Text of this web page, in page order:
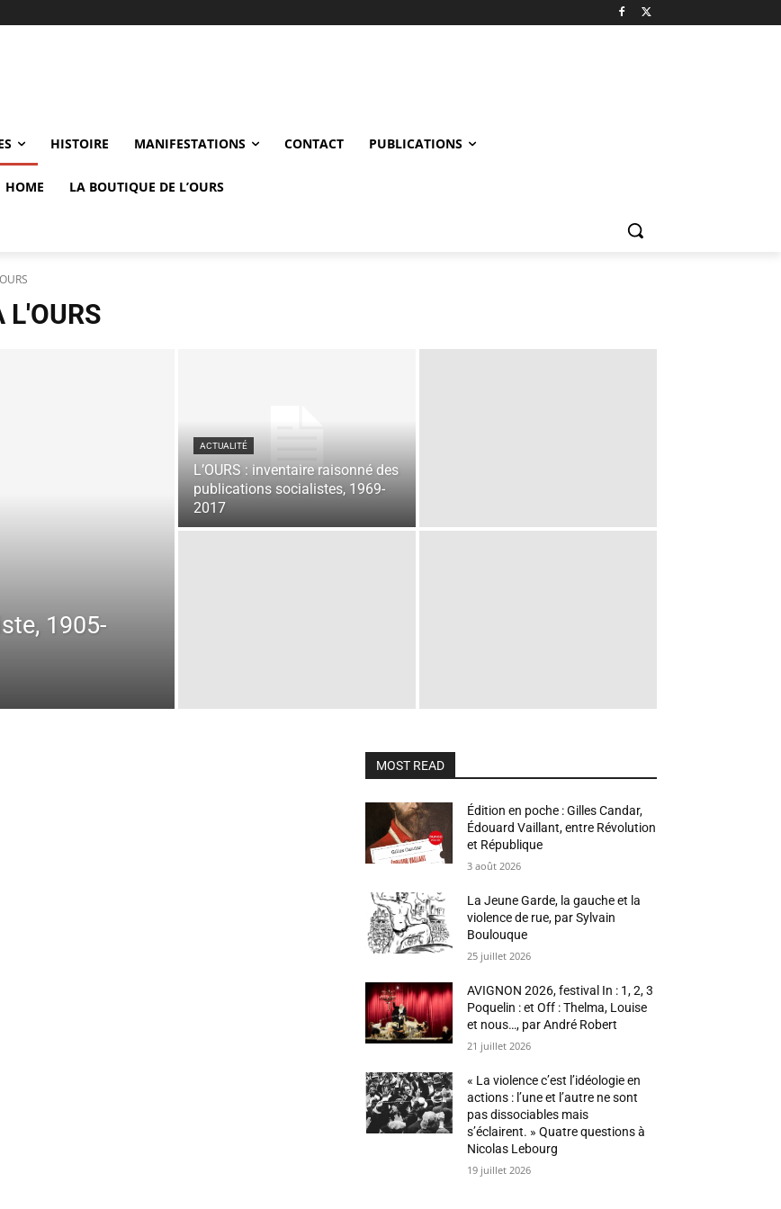
HISTOIRE MANIFESTATIONS CONTACT PUBLICATIONS
HOME LA BOUTIQUE DE L’OURS
L'OURS
1905-
ACTUALITÉ
L’OURS : inventaire raisonné des
publications socialistes, 1969-
2017
MOST READ
Édition en poche : Gilles Candar,
Édouard Vaillant, entre Révolution
et République
3 août 2026
La Jeune Garde, la gauche et la
violence de rue, par Sylvain
Boulouque
25 juillet 2026
AVIGNON 2026, festival In : 1, 2, 3
Poquelin : et Off : Thelma, Louise
et nous…, par André Robert
21 juillet 2026
« La violence c’est l’idéologie en
actions : l’une et l’autre ne sont
pas dissociables mais
s’éclairent. » Quatre questions à
Nicolas Lebourg
19 juillet 2026